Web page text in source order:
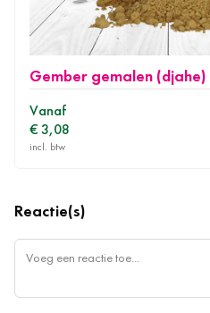
Gember gemalen (djahe)
Vanaf
€ 3,08
Reactie(s)